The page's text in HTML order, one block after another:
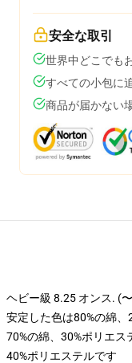
安全な取引
世界中どこでも
すべての小包に
商品が届かない
ヘビー級 8.25 オンス. (
安定した色は80%の綿
70%の綿、30%ポリエス
40%ポリエステルです